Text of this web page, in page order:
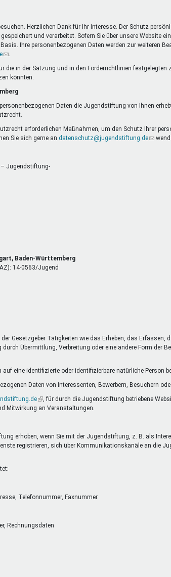
Umweltmentoren
Mitmachen Ehrensache
Jugendstiftung BW
SMV im
Qualipass
Herzlichen Dank für Ihr Interesse. Der Schutz
und verarbeitet. Sofern Sie über unsere Website
Ihre personenbezogenen Daten werden zur weiteren
(Link
E-
Mail)
.
die in der Satzung und in den Förderrichtlinien
könnten.
Daten die Jugendstiftung von Ihnen
erforderlichen Maßnahmen, um den Schutz Ihrer
Sie sich gerne an datenschutz@jugendstiftung.de(Link
– Jugendstiftung-
Baden-Württemberg
14-0563/Jugend
Gesetzgeber Tätigkeiten wie das Erheben, das
Übermittlung, Verbreitung oder eine andere Form der
eine identifizierte oder identifizierbare natürliche Person
Daten von Interessenten, Bewerbern, Besuchern
(Link
ist
, für durch die Jugendstiftung betriebene
Mitwirkung an Veranstaltungen.
erhoben, wenn Sie mit der Jugendstiftung, z. B. als
registrieren, sich über Kommunikationskanäle an die
Telefonnummer, Faxnummer
Rechnungsdaten